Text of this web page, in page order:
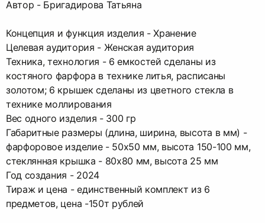
Автор - Бригадирова Татьяна
Концепция и функция изделия - Хранение
Целевая аудитория - Женская аудитория
Техника, технология - 6 емкостей сделаны из
костяного фарфора в технике литья, расписаны
золотом; 6 крышек сделаны из цветного стекла в
технике моллирования
Вес одного изделия - 300 гр
Габаритные размеры (длина, ширина, высота в мм) -
фарфоровое изделие - 50х50 мм, высота 150-100 мм,
стеклянная крышка - 80х80 мм, высота 25 мм
Год создания - 2024
Тираж и цена - единственный комплект из 6
предметов, цена -150т рублей